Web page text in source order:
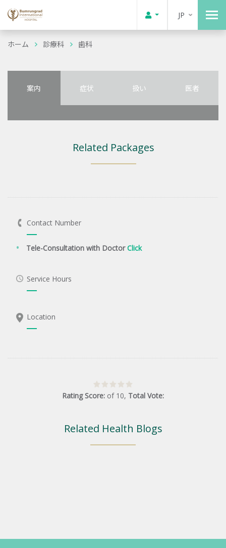
JP
ホーム 診療科 歯科
案内 症状 扱い 医者
Related Packages
Contact Number
Tele-Consultation with DoctorClick
Service Hours
Location
Rating Score: of 10, Total Vote:
Related Health Blogs